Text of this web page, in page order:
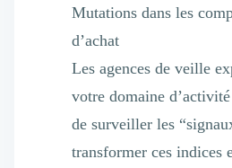
Mutations dans les
d’achat
Les agences de veille
votre domaine
de surveiller les
transformer ces indices